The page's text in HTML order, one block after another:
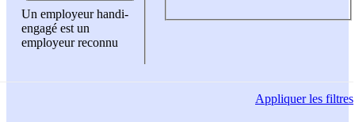
Un employeur handi-
engagé est un
employeur reconnu
Appliquerles filtres